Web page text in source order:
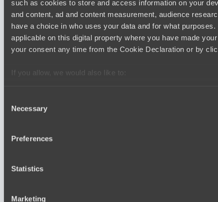
such as cookies to store and access information on your
and content, ad and content measurement, audience
have a choice in who uses your data and for what
applicable on this digital property where you have made
your consent any time from the Cookie Declaration or by
If you allow, we would also like to:
Identify your device by actively scanning it for
section
our traffic. We also share information about your use of our
Selection
Necessary
Preferences
Statistics
Marketing
BO3
Team Syntax
EPL Masters I
BO3
Последние результаты
Prime Legion